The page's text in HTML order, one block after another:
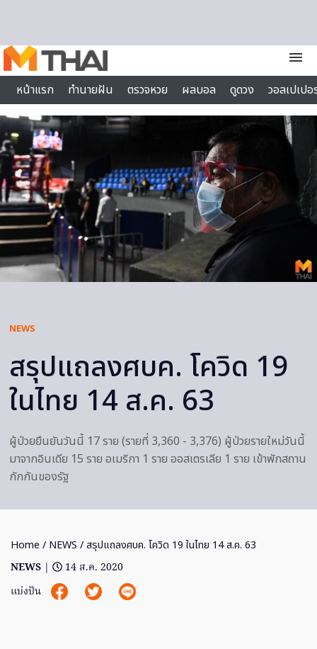
menu
หน้าแรก
ทำนายฝัน ตรวจหวย ผลบอล ดูดวง
วอลเปเป
ไลฟ์สไตล์
NEWS
สรุปแถลงศบค. โควิด 19
ในไทย 14 ส.ค. 63
ผู้ป่วยยืนยันวันนี้ 17 ราย (รายที่ 3,360 - 3,376) ผู้ป่วยรายใหม่วันนี้
มาจากอินเดีย 15 ราย อเมริกา 1 ราย ออสเตรเลีย 1 ราย เข้าพักสถาน
กักกันของรัฐ
Home / NEWS / สรุปแถลงศบค. โควิด 19 ในไทย 14 ส.ค. 63
NEWS |
14 ส.ค. 2020
แบ่งปัน